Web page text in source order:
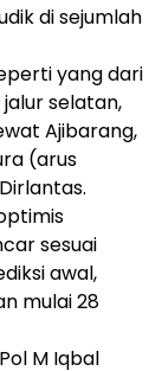
di sejumlah
yang dari
selatan,
Ajibarang,
(arus
sesuai
awal,
mulai 28
M Iqbal